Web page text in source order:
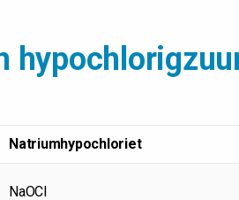
Natriumhypochloriet
NaOCl